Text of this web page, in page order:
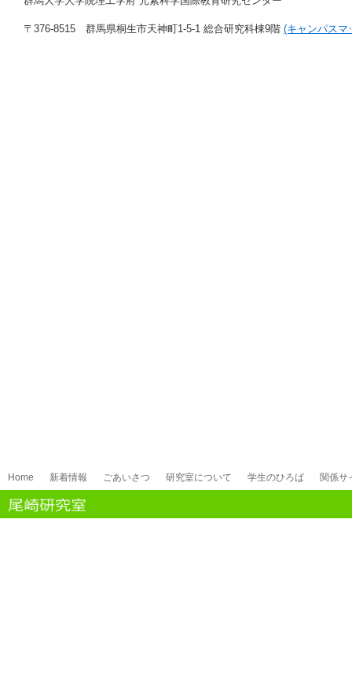
〒376-8515 群馬県桐生市天神町1-5-1 総合研究科棟9階 (キャンパスマ
Home 新着情報 ごあいさつ 研究室について 学生のひろば 関係サ